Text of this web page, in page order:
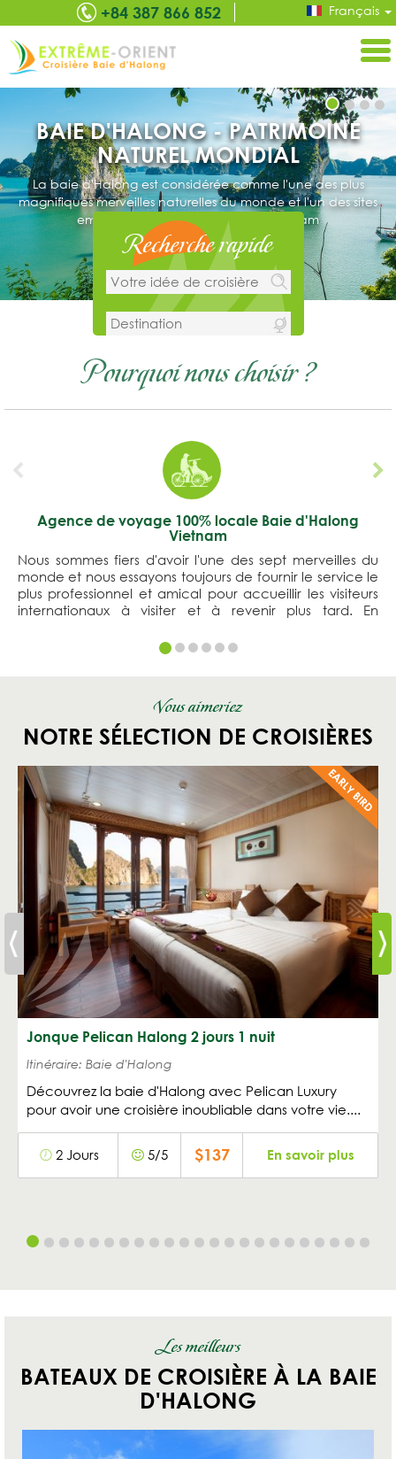
+84 387 866 852 Français
CROISIÈRE À LA BAIE D'HALONG
Dormir au bord d'une jonque est une des expériences à ne
pas manquer lors d'un voyage à la baie d'Halong. Vous
l'admirerez directement en baladant sur la mer, entre de
petits îlots.
Recherche rapide
Pourquoi nous choisir ?
Agence de voyage 100% locale Baie d'Halong
Vietnam
Nous sommes fiers d'avoir l'une des sept merveilles du
monde et nous essayons toujours de fournir le service le
plus professionnel et amical pour accueillir les visiteurs
internationaux à visiter et à revenir plus tard. En
la baie d'Halong, l'agence de voyage Far East Tour
Vous aimeriez
NOTRE SÉLECTION DE CROISIÈRES
Jonque Pelican Halong 2 jours 1 nuit
Itinéraire: Baie d'Halong
Découvrez la baie d'Halong avec Pelican Luxury
pour avoir une croisière inoubliable dans votre vie....
2 Jours 5/5 $137 En savoir plus
Les meilleurs
BATEAUX DE CROISIÈRE À LA BAIE
D'HALONG